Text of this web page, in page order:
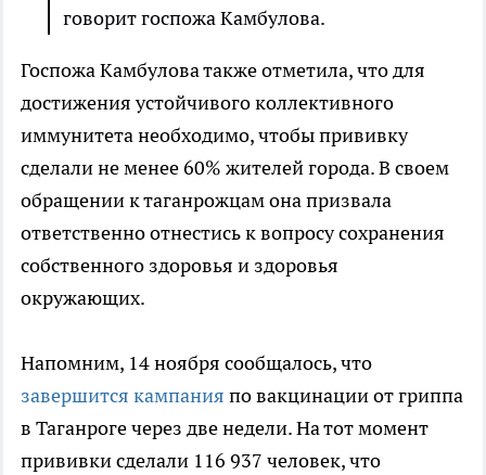
говорит госпожа Камбулова.
Госпожа Камбулова также отметила, что для
достижения устойчивого коллективного
иммунитета необходимо, чтобы прививку
сделали не менее 60% жителей города. В своем
обращении к таганрожцам она призвала
ответственно отнестись к вопросу сохранения
собственного здоровья и здоровья
окружающих.
Напомним, 14 ноября сообщалось, что
завершится кампания по вакцинации от гриппа
в Таганроге через две недели. На тот момент
прививки сделали 116 937 человек, что